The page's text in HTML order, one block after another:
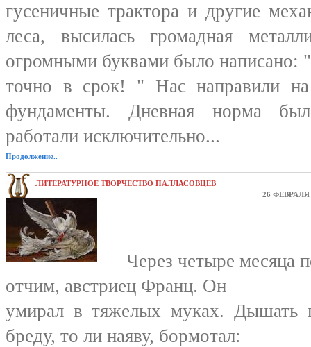
гусеничные трактора и другие
леса, высилась громадная
огромными буквами было написано:
точно в срок! " Нас направили
фундаменты. Дневная норма
работали исключительно...
Продолжение..
ЛИТЕРАТУРНОЕ ТВОРЧЕСТВО ПАЛЛАСОВЦЕВ
26 ФЕВРАЛЯ
Через четыре месяца
отчим, австриец Франц. Он
умирал в тяжелых муках.
бреду, то ли наяву, бормотал: